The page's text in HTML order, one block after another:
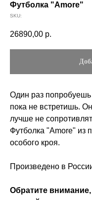
Футболка "Amore"
SKU:
26890,00 р.
Один раз попробуешь
пока не встретишь.
лучше не
Футболка "Amore" из
особого кроя.
Произведено в
Обратите